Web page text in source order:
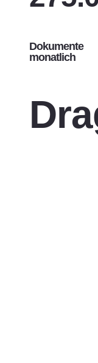
Dokumente
monatlich